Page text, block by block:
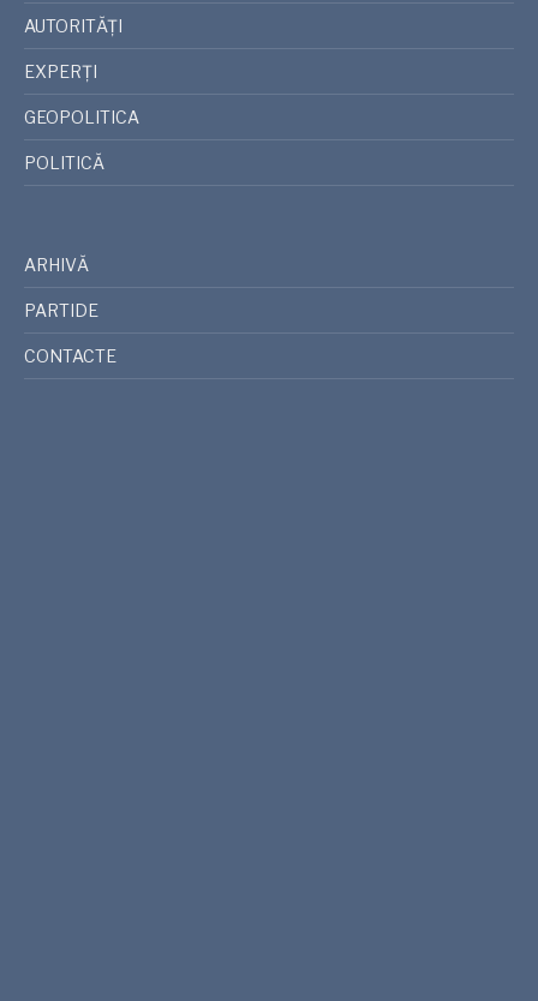
AUTORITĂȚI
EXPERȚI
GEOPOLITICA
POLITICĂ
ARHIVĂ
PARTIDE
CONTACTE